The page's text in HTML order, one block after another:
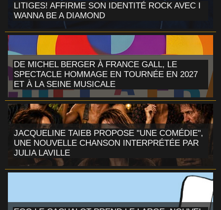
LITIGES! AFFIRME SON IDENTITÉ ROCK AVEC I
WANNA BE A DIAMOND
DE MICHEL BERGER À FRANCE GALL, LE
SPECTACLE HOMMAGE EN TOURNÉE EN 2027
ET À LA SEINE MUSICALE
JACQUELINE TAIEB PROPOSE "UNE COMÉDIE",
UNE NOUVELLE CHANSON INTERPRÉTÉE PAR
JULIA LAVILLE